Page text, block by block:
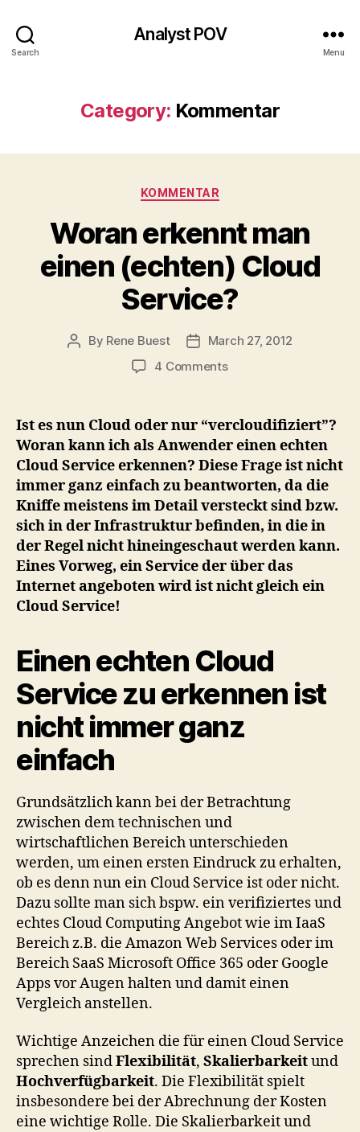
Search
Analyst POV
Menu
Category: Kommentar
Categories
KOMMENTAR
Woran erkennt man
einen (echten) Cloud
Service?
Post
By Rene Buest
PostMarch 27, 2012
4 Commentson
man
einen
(echten)
Cloud
Service?
Ist es nun Cloud oder nur “vercloudifiziert”?
Woran kann ich als Anwender einen echten
Cloud Service erkennen? Diese Frage ist nicht
immer ganz einfach zu beantworten, da die
Kniffe meistens im Detail versteckt sind bzw.
sich in der Infrastruktur befinden, in die in
der Regel nicht hineingeschaut werden kann.
Eines Vorweg, ein Service der über das
Internet angeboten wird ist nicht gleich ein
Cloud Service!
Einen echten Cloud
Service zu erkennen ist
nicht immer ganz
einfach
Grundsätzlich kann bei der Betrachtung
zwischen dem technischen und
wirtschaftlichen Bereich unterschieden
werden, um einen ersten Eindruck zu erhalten,
ob es denn nun ein Cloud Service ist oder nicht.
Dazu sollte man sich bspw. ein verifiziertes und
echtes Cloud Computing Angebot wie im IaaS
Bereich z.B. die Amazon Web Services oder im
Bereich SaaS Microsoft Office 365 oder Google
Apps vor Augen halten und damit einen
Vergleich anstellen.
Wichtige Anzeichen die für einen Cloud Service
sprechen sindFlexibilität, Skalierbarkeitund
Hochverfügbarkeit. Die Flexibilität spielt
insbesondere bei der Abrechnung der Kosten
eine wichtige Rolle. Die Skalierbarkeit und